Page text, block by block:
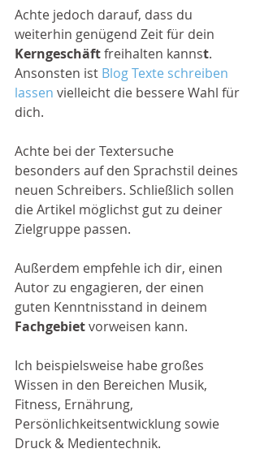
Achte jedoch darauf, dass du
weiterhin genügend Zeit für dein
Kerngeschäft freihalten kannst.
Ansonsten ist Blog Texte schreiben
lassen vielleicht die bessere Wahl für
dich.
Achte bei der Textersuche
besonders auf den Sprachstil deines
neuen Schreibers. Schließlich sollen
die Artikel möglichst gut zu deiner
Zielgruppe passen.
Außerdem empfehle ich dir, einen
Autor zu engagieren, der einen
guten Kenntnisstand in deinem
Fachgebiet vorweisen kann.
Ich beispielsweise habe großes
Wissen in den Bereichen Musik,
Fitness, Ernährung,
Persönlichkeitsentwicklung sowie
Druck & Medientechnik.